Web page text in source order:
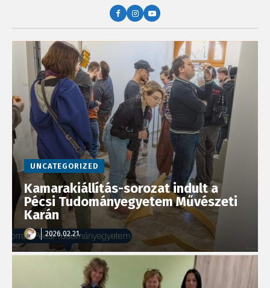
UNCATEGORIZED
Kamarakiállítás-sorozat indult a
Pécsi Tudományegyetem Művészeti
Karán
2026.02.21.